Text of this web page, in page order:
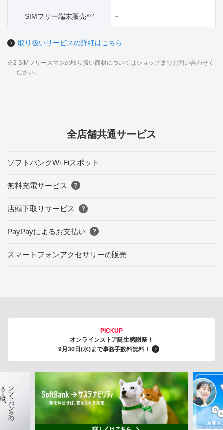
SIMフリー端末販売※2 －
取り扱いサービスの詳細はこちら
※2 SIMフリースマホの取り扱い商材についてはショップまでお問い合わせく
ださい。
全店舗共通サービス
ソフトバンクWi-Fiスポット
無料充電サービス
店頭下取りサービス
PayPayによるお支払い
スマートフォンアクセサリーの販売
PICKUP
オンラインストア誕生感謝祭！
9月30日(水)まで事務手数料無料！